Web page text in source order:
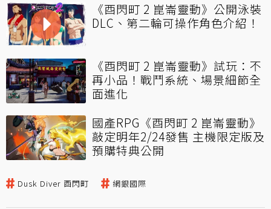
《酉閃町 2 崑崙靈動》公開泳裝
DLC、第二輪可操作角色介紹！
《酉閃町 2 崑崙靈動》試玩：不
再小品！戰鬥系統、場景細節全
面進化
國產RPG《酉閃町 2 崑崙靈動》
敲定明年2/24發售 主機限定版及
預購特典公開
Dusk Diver 酉閃町 網銀國際